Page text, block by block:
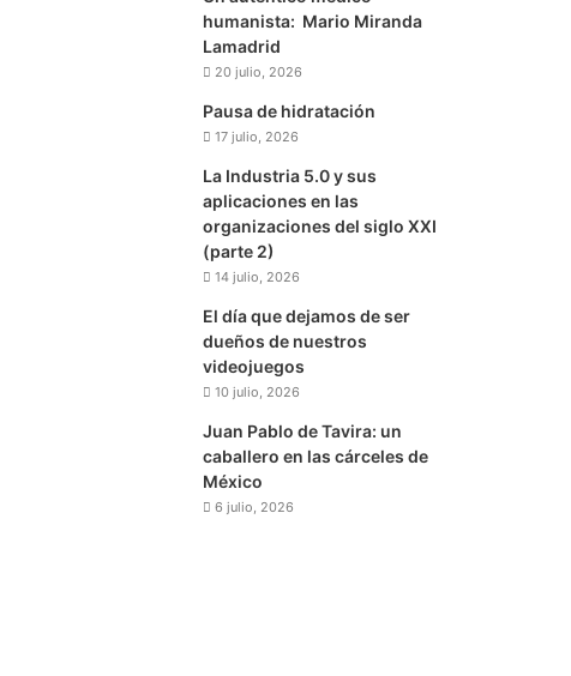
humanista: Mario Miranda
Lamadrid
20 julio, 2026
Pausa de hidratación
17 julio, 2026
La Industria 5.0 y sus
aplicaciones en las
organizaciones del siglo XXI
(parte 2)
14 julio, 2026
El día que dejamos de ser
dueños de nuestros
videojuegos
10 julio, 2026
Juan Pablo de Tavira: un
caballero en las cárceles de
México
6 julio, 2026